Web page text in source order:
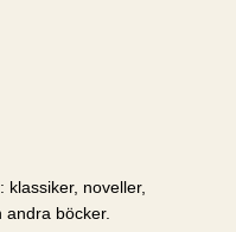
noveller,
böcker.